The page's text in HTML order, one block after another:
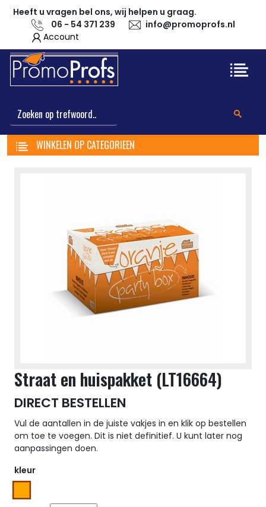
Heeft u vragen bel ons, wij helpen u graag.
06 - 54 371 239
info@promoprofs.nl
Account
WINKELEN OP CATEGORIEEN
Straat en huispakket (LT16664)
DIRECT BESTELLEN
Vul de aantallen in de juiste vakjes in en klik op bestellen
om toe te voegen. Dit is niet definitief. U kunt later nog
aanpassingen doen.
kleur